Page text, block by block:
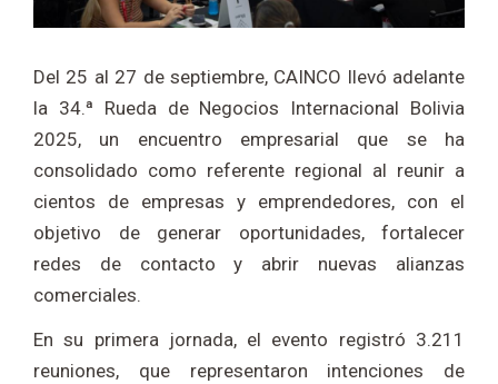
Del 25 al 27 de septiembre, CAINCO llevó adelante
la 34.ª Rueda de Negocios Internacional Bolivia
2025, un encuentro empresarial que se ha
consolidado como referente regional al reunir a
cientos de empresas y emprendedores, con el
objetivo de generar oportunidades, fortalecer
redes de contacto y abrir nuevas alianzas
comerciales.
En su primera jornada, el evento registró 3.211
reuniones, que representaron intenciones de